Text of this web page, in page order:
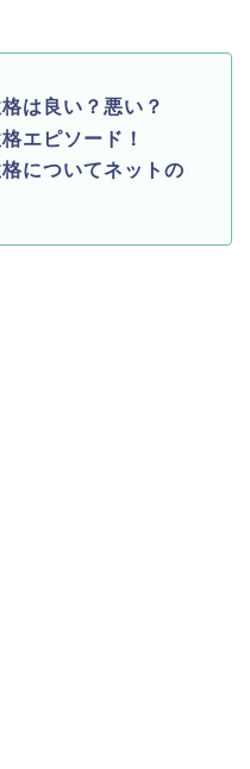
は良い？悪い？
エピソード！
についてネットの